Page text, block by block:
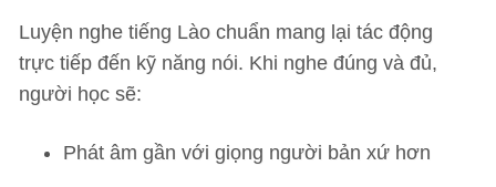
Luyện nghe tiếng Lào chuẩn mang lại tác động
trực tiếp đến kỹ năng nói. Khi nghe đúng và đủ,
người học sẽ:
Phát âm gần với giọng người bản xứ hơn